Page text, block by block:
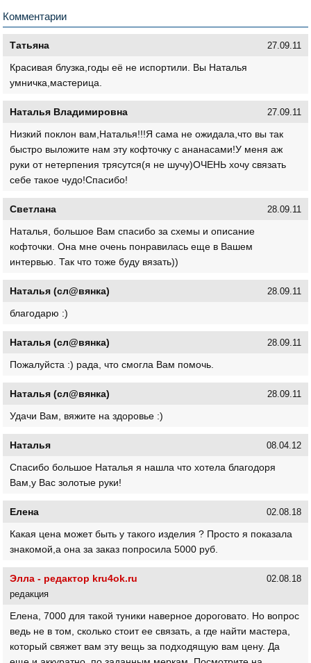
Комментарии
Татьяна 27.09.11
Красивая блузка,годы её не испортили. Вы Наталья
умничка,мастерица.
Наталья Владимировна 27.09.11
Низкий поклон вам,Наталья!!!Я сама не ожидала,что вы так
быстро выложите нам эту кофточку с ананасами!У меня аж
руки от нетерпения трясутся(я не шучу)ОЧЕНЬ хочу связать
себе такое чудо!Спасибо!
Светлана 28.09.11
Наталья, большое Вам спасибо за схемы и описание
кофточки. Она мне очень понравилась еще в Вашем
интервью. Так что тоже буду вязать))
Наталья (сл@вянка) 28.09.11
благодарю :)
Наталья (сл@вянка) 28.09.11
Пожалуйста :) рада, что смогла Вам помочь.
Наталья (сл@вянка) 28.09.11
Удачи Вам, вяжите на здоровье :)
Наталья 08.04.12
Спасибо большое Наталья я нашла что хотела благодоря
Вам,у Вас золотые руки!
Елена 02.08.18
Какая цена может быть у такого изделия ? Просто я показала
знакомой,а она за заказ попросила 5000 руб.
Элла - редактор kru4ok.ru
редакция
02.08.18
Елена, 7000 для такой туники наверное дороговато. Но вопрос
ведь не в том, сколько стоит ее связать, а где найти мастера,
который свяжет вам эту вещь за подходящую вам цену. Да